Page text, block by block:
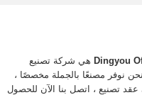
Dingyou هي شركة تصنيع
نوفر مصنعًا بالجملة مخصصًا ،
عقد تصنيع ، اتصل بنا الآن للحصول